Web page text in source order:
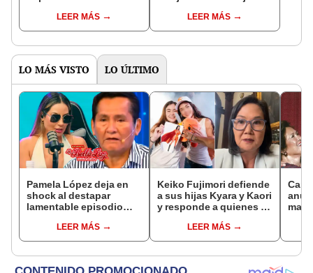
Enanitos Verdes?
LEER MÁS
nivel nacional?
LEER MÁS
LO MÁS VISTO LO ÚLTIMO
Pamela López deja en
shock al destapar
lamentable episodio
de La Bella Luz: "Hasta
el día de hoy ..."
LEER MÁS
Keiko Fujimori defiende
a sus hijas Kyara y Kaori
y responde a quienes la
“No pueden decirme”
LEER MÁS